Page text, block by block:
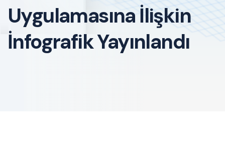
Uygulamasına İlişkin
İnfografik Yayınlandı